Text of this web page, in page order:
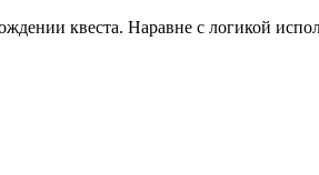
квеста. Наравне с логикой